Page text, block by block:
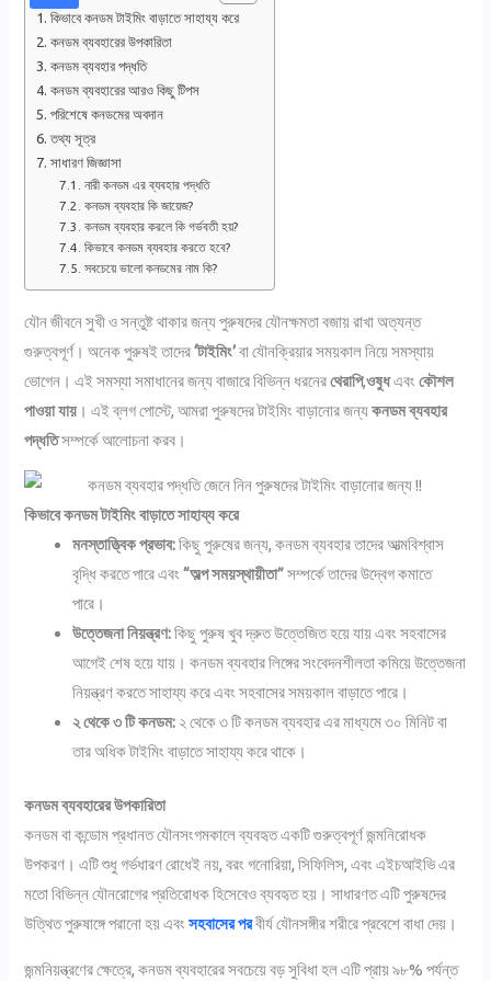
কিভাবে কনডম টাইমিং বাড়াতে সাহায্য করে
কনডম ব্যবহারের উপকারিতা
কনডম ব্যবহার পদ্ধতি
কনডম ব্যবহারের আরও কিছু টিপস
পরিশেষে কনডমের অবদান
তথ্য সূত্র
সাধারণ জিজ্ঞাসা
নারী কনডম এর ব্যবহার পদ্ধতি
কনডম ব্যবহার কি জায়েজ?
কনডম ব্যবহার করলে কি গর্ভবতী হয়?
কিভাবে কনডম ব্যবহার করতে হবে?
সবচেয়ে ভালো কনডমের নাম কি?
যৌন জীবনে সুখী ও সন্তুষ্ট থাকার জন্য পুরুষদের যৌনক্ষমতা বজায় রাখা অত্যন্ত
গুরুত্বপূর্ণ। অনেক পুরুষই তাদের‘টাইমিং’বা যৌনক্রিয়ার সময়কাল নিয়ে সমস্যায়
ভোগেন। এই সমস্যা সমাধানের জন্য বাজারে বিভিন্ন ধরনেরথেরাপি,ওষুধএবংকৌশল
পাওয়া যায় । এই ব্লগ পোস্টে, আমরা পুরুষদের টাইমিং বাড়ানোর জন্যকনডম ব্যবহার
পদ্ধতিসম্পর্কে আলোচনা করব।
কিভাবে কনডম টাইমিং বাড়াতে সাহায্য করে
মনস্তাত্ত্বিক প্রভাব:কিছু পুরুষের জন্য, কনডম ব্যবহার তাদের আত্মবিশ্বাস
বৃদ্ধি করতে পারে এবং“অল্প সময়স্থায়ীতা”সম্পর্কে তাদের উদ্বেগ কমাতে
পারে।
উত্তেজনা নিয়ন্ত্রণ:কিছু পুরুষ খুব দ্রুত উত্তেজিত হয়ে যায় এবং সহবাসের
আগেই শেষ হয়ে যায়। কনডম ব্যবহার লিঙ্গের সংবেদনশীলতা কমিয়ে উত্তেজনা
নিয়ন্ত্রণ করতে সাহায্য করে এবং সহবাসের সময়কাল বাড়াতে পারে।
২ থেকে ৩ টি কনডম: ২ থেকে ৩ টি কনডম ব্যবহার এর মাধ্যমে ৩০ মিনিট বা
তার অধিক টাইমিং বাড়াতে সাহায্য করে থাকে।
কনডম ব্যবহারের উপকারিতা
কনডম বা কন্ডোম প্রধানত যৌনসংগমকালে ব্যবহৃত একটি গুরুত্বপূর্ণ জন্মনিরোধক
উপকরণ। এটি শুধু গর্ভধারণ রোধেই নয়, বরং গনোরিয়া, সিফিলিস, এবং এইচআইভি এর
মতো বিভিন্ন যৌনরোগের প্রতিরোধক হিসেবেও ব্যবহৃত হয়। সাধারণত এটি পুরুষদের
উত্থিত পুরুষাঙ্গে পরানো হয় এবংসহবাসের পরবীর্য যৌনসঙ্গীর শরীরে প্রবেশে বাধা দেয়।
জন্মনিয়ন্ত্রণের ক্ষেত্রে, কনডম ব্যবহারের সবচেয়ে বড় সুবিধা হল এটি প্রায় ৯৮% পর্যন্ত